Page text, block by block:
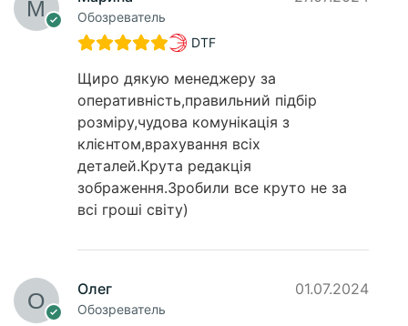
Обозреватель
DTF
Щиро дякую менеджеру за
оперативність,правильний підбір
розміру,чудова комунікація з
клієнтом,врахування всіх
деталей.Крута редакція
зображення.Зробили все круто не за
всі гроші світу)
Олег
Обозреватель
01.07.2024